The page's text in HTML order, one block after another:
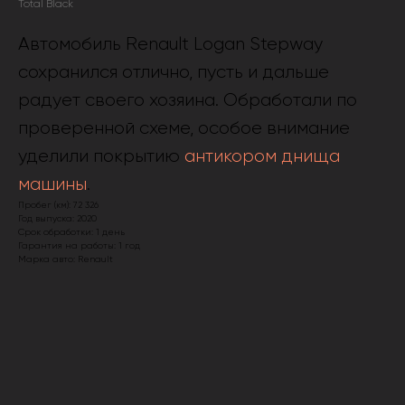
Total Black
Автомобиль Renault Logan Stepway
сохранился отлично, пусть и дальше
радует своего хозяина. Обработали по
проверенной схеме, особое внимание
уделили покрытию антикором днища
машины.
Пробег (км): 72 326
Год выпуска: 2020
Срок обработки: 1 день
Гарантия на работы: 1 год
Марка авто: Renault